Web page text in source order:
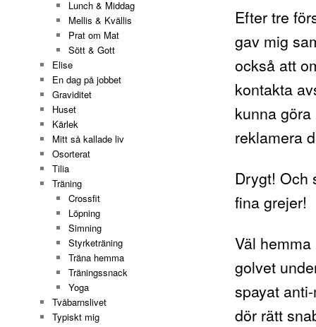
Efter tre
gav mig
också att
kontakta
kunna
reklamera
Drygt! Och
fina grejer!
Väl
golvet
spayat
dör rätt
Lunch & Middag
Mellis & Kvällis
Prat om Mat
Sött & Gott
Elise
En dag på jobbet
Graviditet
Huset
Kärlek
Mitt så kallade liv
Osorterat
Tilia
Träning
Crossfit
Löpning
Simning
Styrketräning
Träna hemma
Träningssnack
Yoga
Tvåbarnslivet
Typiskt mig